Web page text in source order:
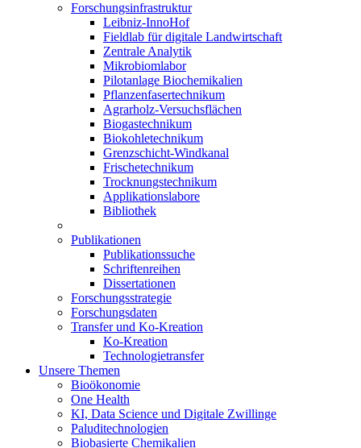
Forschungsinfrastruktur
Leibniz-InnoHof
Fieldlab für digitale Landwirtschaft
Zentrale Analytik
Mikrobiomlabor
Pilotanlage Biochemikalien
Pflanzenfasertechnikum
Agrarholz-Versuchsflächen
Biogastechnikum
Biokohletechnikum
Grenzschicht-Windkanal
Frischetechnikum
Trocknungstechnikum
Applikationslabore
Bibliothek
Publikationen
Publikationssuche
Schriftenreihen
Dissertationen
Forschungsstrategie
Forschungsdaten
Transfer und Ko-Kreation
Ko-Kreation
Technologietransfer
Unsere Themen
Bioökonomie
One Health
KI, Data Science und Digitale Zwillinge
Paluditechnologien
Biobasierte Chemikalien